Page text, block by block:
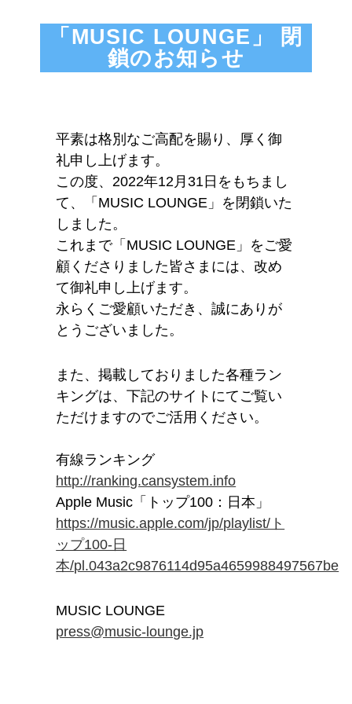
「MUSIC LOUNGE」 閉
鎖のお知らせ
平素は格別なご高配を賜り、厚く御
礼申し上げます。
この度、2022年12月31日をもちまし
て、「MUSIC LOUNGE」を閉鎖いた
しました。
これまで「MUSIC LOUNGE」をご愛
顧くださりました皆さまには、改め
て御礼申し上げます。
永らくご愛顧いただき、誠にありが
とうございました。
また、掲載しておりました各種ラン
キングは、下記のサイトにてご覧い
ただけますのでご活用ください。
有線ランキング
http://ranking.cansystem.info
Apple Music「トップ100：日本」
https://music.apple.com/jp/playlist/ト
ップ100-日
本/pl.043a2c9876114d95a4659988497567be
MUSIC LOUNGE
press@music-lounge.jp